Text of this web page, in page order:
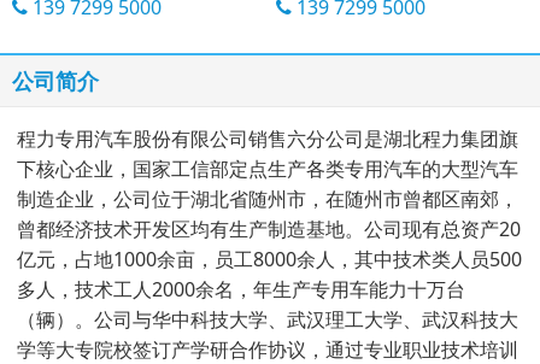
139 7299 5000 139 7299 5000
公司简介
程力专用汽车股份有限公司销售六分公司是湖北程力集团旗
下核心企业，国家工信部定点生产各类专用汽车的大型汽车
制造企业，公司位于湖北省随州市，在随州市曾都区南郊，
曾都经济技术开发区均有生产制造基地。公司现有总资产20
亿元，占地1000余亩，员工8000余人，其中技术类人员500
多人，技术工人2000余名，年生产专用车能力十万台
（辆）。公司与华中科技大学、武汉理工大学、武汉科技大
学等大专院校签订产学研合作协议，通过专业职业技术培训